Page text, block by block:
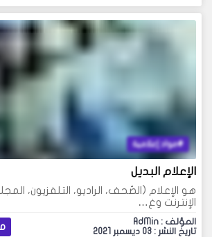
مواد إعلامية
الإعلام البديل
هو الإعلام (الصُحف، الراديو، التلفزيون،
الإنترنت وغ…
المؤلف : AdMin
تاريخ النشر : 03 ديسمبر 2021